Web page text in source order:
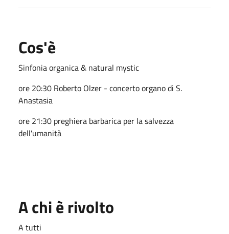
Cos'è
Sinfonia organica & natural mystic
ore 20:30 Roberto Olzer - concerto organo di S.
Anastasia
ore 21:30 preghiera barbarica per la salvezza
dell'umanità
A chi è rivolto
A tutti